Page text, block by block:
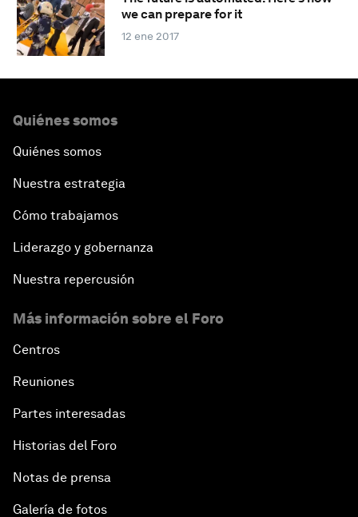
we can prepare for it
12 ene 2017
Quiénes somos
Quiénes somos
Nuestra estrategia
Cómo trabajamos
Liderazgo y gobernanza
Nuestra repercusión
Más información sobre el Foro
Centros
Reuniones
Partes interesadas
Historias del Foro
Notas de prensa
Galería de fotos